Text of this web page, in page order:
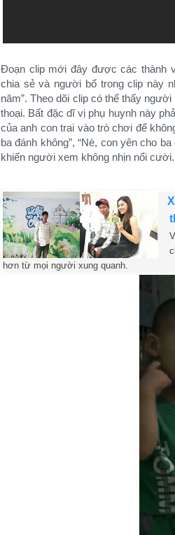
Đoạn clip mới đây được các thành
chia sẻ và người bố trong clip này
năm”. Theo dõi clip có thể thấy
thoại. Bất đặc dĩ vị phụ huynh này
của anh con trai vào trò chơi để
ba đánh không”, “Nè, con yên cho
khiến người xem không nhịn nổi cười.
hơn từ mọi người xung quanh.